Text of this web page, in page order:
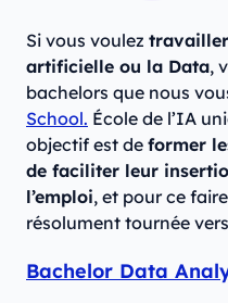
Si vous voulez
artificielle ou la Data,
bachelors que nous
School. École de l’IA
objectif est de former
de faciliter leur
l’emploi, et pour ce
résolument tournée
Bachelor Data